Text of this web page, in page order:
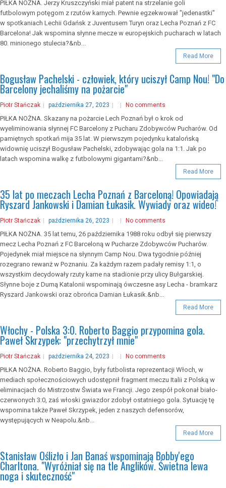
PIŁKA NOŻNA. Jerzy Kruszczyński miał patent na strzelanie goli
futbolowym potęgom z rzutów karnych. Pewnie egzekwował "jedenastki"
w spotkaniach Lechii Gdańsk z Juventusem Turyn oraz Lecha Poznań z FC
Barcelona! Jak wspomina słynne mecze w europejskich pucharach w latach
80. minionego stulecia?&nb...
Read More
Bogusław Pachelski - człowiek, który uciszył Camp Nou! "Do
Barcelony jechaliśmy na pożarcie"
Piotr Stańczak października 27, 2023 No comments
PIŁKA NOŻNA. Skazany na pożarcie Lech Poznań był o krok od
wyeliminowania słynnej FC Barcelony z Pucharu Zdobywców Pucharów. Od
pamiętnych spotkań mija 35 lat. W pierwszym pojedynku katalońską
widownię uciszył Bogusław Pachelski, zdobywając gola na 1:1. Jak po
latach wspomina walkę z futbolowymi gigantami?&nb...
Read More
35 lat po meczach Lecha Poznań z Barceloną! Opowiadają
Ryszard Jankowski i Damian Łukasik. Wywiady oraz wideo!
Piotr Stańczak października 26, 2023 No comments
PIŁKA NOŻNA. 35 lat temu, 26 października 1988 roku odbył się pierwszy
mecz Lecha Poznań z FC Barceloną w Pucharze Zdobywców Pucharów.
Pojedynek miał miejsce na słynnym Camp Nou. Dwa tygodnie później
rozegrano rewanż w Poznaniu. Za każdym razem padały remisy 1:1, o
wszystkim decydowały rzuty karne na stadionie przy ulicy Bułgarskiej.
Słynne boje z Dumą Katalonii wspominają ówczesne asy Lecha - bramkarz
Ryszard Jankowski oraz obrońca Damian Łukasik.&nb...
Read More
Włochy - Polska 3:0. Roberto Baggio przypomina gola.
Paweł Skrzypek: "przechytrzył mnie"
Piotr Stańczak października 24, 2023 No comments
PIŁKA NOŻNA. Roberto Baggio, były futbolista reprezentacji Włoch, w
mediach społecznościowych udostępnił fragment meczu Italii z Polską w
eliminacjach do Mistrzostw Świata we Francji. Jego zespół pokonał biało-
czerwonych 3:0, zaś włoski gwiazdor zdobył ostatniego gola. Sytuację tę
wspomina także Paweł Skrzypek, jeden z naszych defensorów,
występujących w Neapolu.&nb...
Read More
Stanisław Oślizło i Jan Banaś wspominają Bobby'ego
Charltona. "Wyróżniał się na tle Anglików. Świetna lewa
noga i skuteczność"